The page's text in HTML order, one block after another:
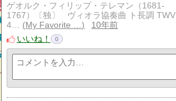
ゲオルク・フィリップ・テレマン（1681-
1767）〔独〕 ヴィオラ協奏曲 ト長調 TWV
4…
My Favorite …
10年前
いいね！
0